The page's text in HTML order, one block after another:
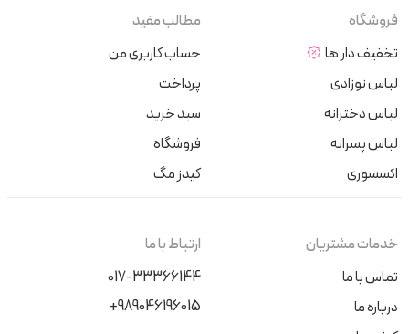
فروشگاه
تخفیف دار ها
لباس نوزادی
لباس دخترانه
لباس پسرانه
اکسسوری
مطالب مفید
حساب کاربری من
پرداخت
سبد خرید
فروشگاه
کیدز مگ
خدمات مشتریان
تماس با ما
درباره ما
ارتباط با ما
017-33366144
+989046196015